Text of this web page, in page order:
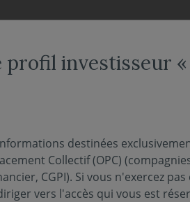
profil investisseur
destinées
Collectif (OPC)
CGPI). Si vous n'exercez
vers l'accès qui vous est